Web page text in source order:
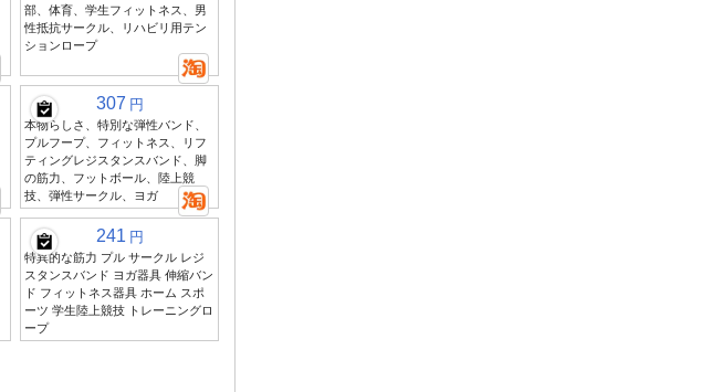
部、体育、学生フィットネス、男
性抵抗サークル、リハビリ用テン
ションロープ
307 円
本物らしさ、特別な弾性バンド、
プルフープ、フィットネス、リフ
ティングレジスタンスバンド、脚
の筋力、フットボール、陸上競
技、弾性サークル、ヨガ
241 円
特異的な筋力 プル サークル レジ
スタンスバンド ヨガ器具 伸縮バン
ド フィットネス器具 ホーム スポ
ーツ 学生陸上競技 トレーニングロ
ープ